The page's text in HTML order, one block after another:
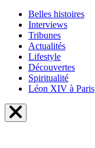
Belles histoires
Interviews
Tribunes
Actualités
Lifestyle
Découvertes
Spiritualité
Léon XIV à Paris